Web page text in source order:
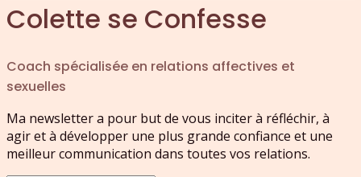
Colette se Confesse
Coach spécialisée en relations affectives et
sexuelles
Ma newsletter a pour but de vous inciter à réfléchir, à
agir et à développer une plus grande confiance et une
meilleur communication dans toutes vos relations.